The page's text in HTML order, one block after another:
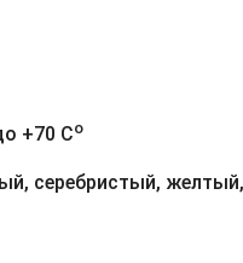
+70 Co
серебристый,